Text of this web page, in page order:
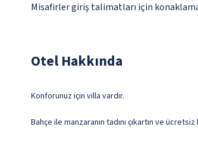
Misafirler giriş talimatları için
Otel Hakkında
Konforunuz için villa vardır.
Bahçe ile manzaranın tadını çıkartın ve